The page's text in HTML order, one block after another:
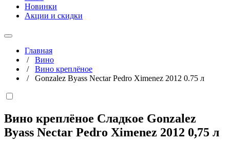
Новинки
Акции и скидки
Главная
/ Вино
/ Вино креплёное
/ Gonzalez Byass Nectar Pedro Ximenez 2012 0.75 л
Вино креплёное Сладкое Gonzalez
Byass Nectar Pedro Ximenez 2012 0,75 л